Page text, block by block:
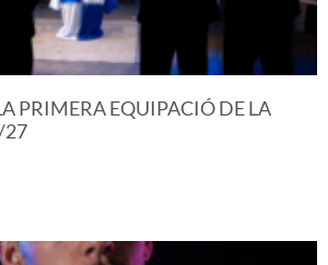
PRIMERA EQUIPACIÓ DE LA
27